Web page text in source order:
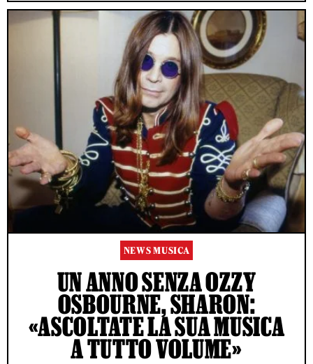
NEWS MUSICA
UN ANNO SENZA OZZY
OSBOURNE, SHARON:
«ASCOLTATE LA SUA MUSICA
A TUTTO VOLUME»